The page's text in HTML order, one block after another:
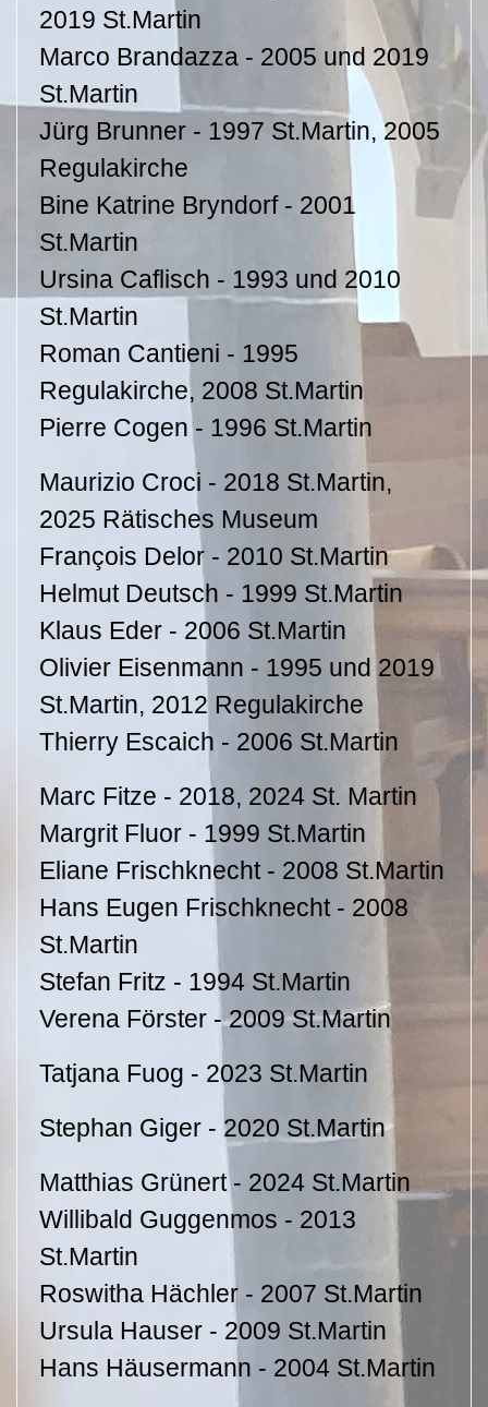
2019 St.Martin
Marco Brandazza - 2005 und 2019
St.Martin
Jürg Brunner - 1997 St.Martin, 2005
Regulakirche
Bine Katrine Bryndorf - 2001
St.Martin
Ursina Caflisch - 1993 und 2010
St.Martin
Roman Cantieni - 1995
Regulakirche, 2008 St.Martin
Pierre Cogen - 1996 St.Martin
Maurizio Croci - 2018 St.Martin,
2025 Rätisches Museum
François Delor - 2010 St.Martin
Helmut Deutsch - 1999 St.Martin
Klaus Eder - 2006 St.Martin
Olivier Eisenmann - 1995 und 2019
St.Martin, 2012 Regulakirche
Thierry Escaich - 2006 St.Martin
Marc Fitze - 2018, 2024 St. Martin
Margrit Fluor - 1999 St.Martin
Eliane Frischknecht - 2008 St.Martin
Hans Eugen Frischknecht - 2008
St.Martin
Stefan Fritz - 1994 St.Martin
Verena Förster - 2009 St.Martin
Tatjana Fuog - 2023 St.Martin
Stephan Giger - 2020 St.Martin
Matthias Grünert - 2024 St.Martin
Willibald Guggenmos - 2013
St.Martin
Roswitha Hächler - 2007 St.Martin
Ursula Hauser - 2009 St.Martin
Hans Häusermann - 2004 St.Martin